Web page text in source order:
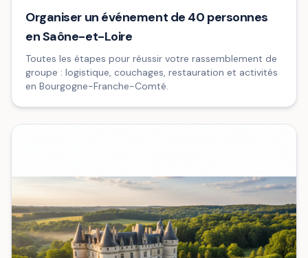
Organiser un événement de 40 personnes
en Saône-et-Loire
Toutes les étapes pour réussir votre rassemblement de
groupe : logistique, couchages, restauration et activités
en Bourgogne-Franche-Comté.